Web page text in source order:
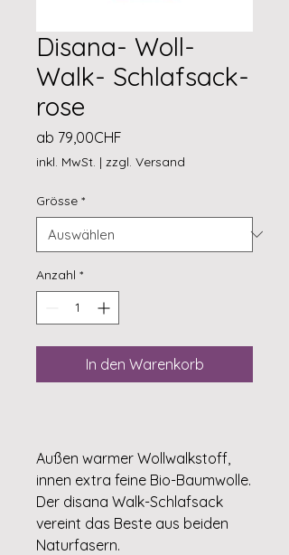
Disana- Woll-
Walk- Schlafsack-
rose
ab 79,00CHF
Preis
inkl. MwSt. | zzgl. Versand
Grösse *
Anzahl *
In den Warenkorb
Außen warmer Wollwalkstoff,
innen extra feine Bio-Baumwolle.
Der disana Walk-Schlafsack
vereint das Beste aus beiden
Naturfasern.